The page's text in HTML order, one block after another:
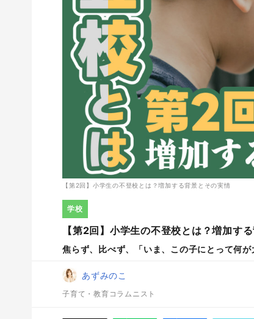
【第2回】小学生の不登校とは？増加す
焦らず、比べず、「いま、この子にとって何
学校
あずみのこ
子育て・教育コラムニスト
【第2回】小学生の不登校とは？増加する背景とその実情